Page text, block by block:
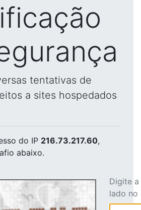
tentativas de
a sites hospedados
do IP 216.73.217.60,
abaixo.
Digite
lado no